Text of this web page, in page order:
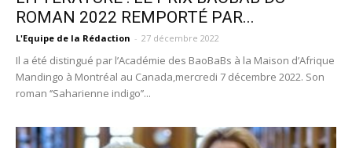
ROMAN 2022 REMPORTÉ PAR...
L'Equipe de la Rédaction - 27 décembre 2022
Il a été distingué par l’Académie des BaoBaBs à la Maison d’Afrique
Mandingo à Montréal au Canada,mercredi 7 décembre 2022. Son
roman ‘’Saharienne indigo’’...